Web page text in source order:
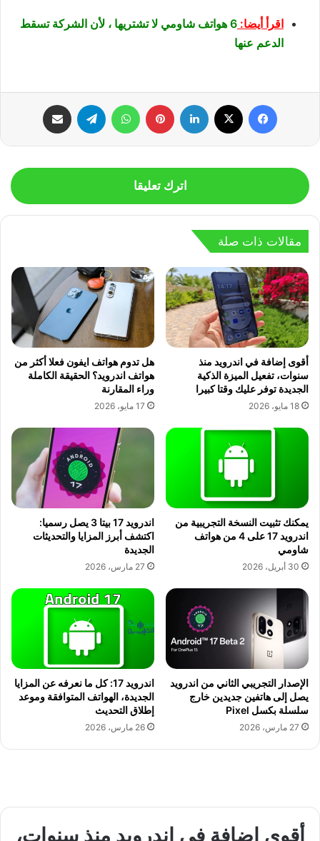
اقرأ أيضا:
6 هواتف شاومي لا تشتريها ، لأن الشركة تسقط
الدعم عنها
اترك تعليقا
مقالات ذات صلة
أقوى إضافة في اندرويد منذ
سنوات، تفعيل الميزة الذكية
الجديدة توفر عليك وقتا كبيرا
18 مايو، 2026
هل تدوم هواتف ايفون فعلا أكثر من
هواتف اندرويد؟ الحقيقة الكاملة
وراء المقارنة
17 مايو، 2026
يمكنك تثبيت النسخة التجريبية من
اندرويد 17 على 4 من هواتف
شاومي
30 أبريل، 2026
اندرويد 17 بيتا 3 يصل رسميا:
اكتشف أبرز المزايا والتحديثات
الجديدة
27 مارس، 2026
الإصدار التجريبي الثاني من اندرويد
يصل إلى هاتفين جديدين خارج
سلسلة بكسل Pixel
27 مارس، 2026
اندرويد 17: كل ما نعرفه عن المزايا
الجديدة، الهواتف المتوافقة وموعد
إطلاق التحديث
26 مارس، 2026